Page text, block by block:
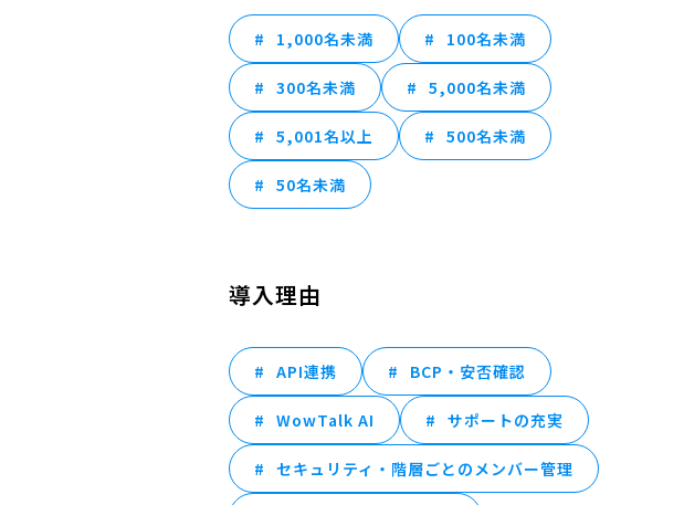
1,000名未満 100名未満
300名未満 5,000名未満
5,001名以上 500名未満
50名未満
導入理由
API連携 BCP・安否確認
WowTalk AI サポートの充実
セキュリティ・階層ごとのメンバー管理